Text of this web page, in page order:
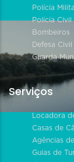
Polícia
Polícia Civil
Bombeiros
Defesa Civil
Guarda
Serviços
Locadora
Casas de
Agências
Guias de